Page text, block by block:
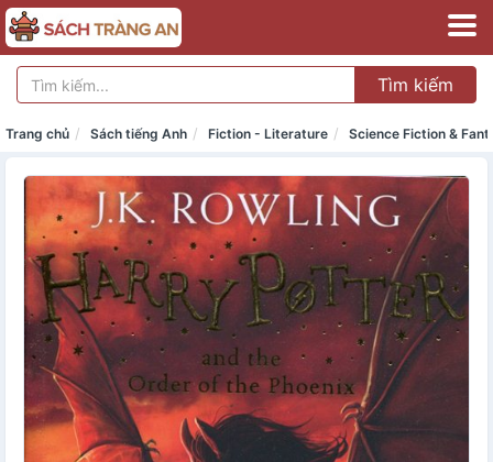
Tìm kiếm
Trang chủ Sách tiếng Anh Fiction - Literature Science Fiction &